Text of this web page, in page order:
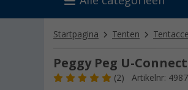
Startpagina Tenten
Peggy Peg U-
(2) Artikelnr: